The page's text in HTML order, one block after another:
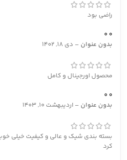
راضی بود
0
0
بدون عنوان – دی 18, 1402
محصول اورجینال و کامل
0
0
بدون عنوان – اردیبهشت 10, 1403
بسته بندی شیک و عالی و کیفیت خیلی
کرد